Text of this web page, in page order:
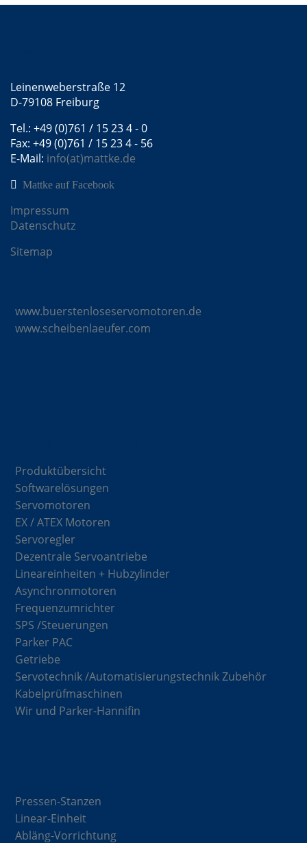
Leinenweberstraße 12
D-79108 Freiburg
Tel.: +49 (0)761 / 15 23 4 - 0
Fax: +49 (0)761 / 15 23 4 - 56
E-Mail: info(at)mattke.de
Mattke auf Facebook
Impressum
Datenschutz
Sitemap
www.buerstenloseservomotoren.de
www.scheibenlaeufer.com
Produktübersicht
Softwarelösungen
Servomotoren
EX / ATEX Motoren
Servoregler
Dezentrale Servoantriebe
Lineareinheiten + Hubzylinder
Asynchronmotoren
Frequenzumrichter
SPS /Steuerungen
Parker PAC
Getriebe
Servotechnik /Automatisierungstechnik Zubehör
Kabelprüfmaschinen
Wir und Parker-Hannifin
Pressen-Stanzen
Linear-Einheit
Abläng-Vorrichtung